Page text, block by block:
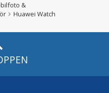
&
Huawei Watch